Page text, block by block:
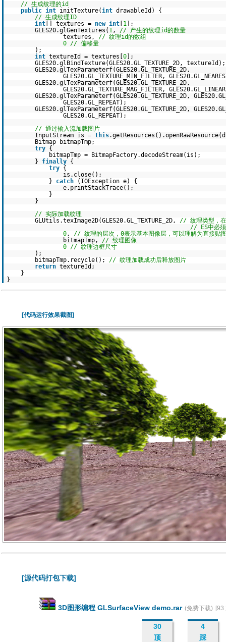
// 生成纹理的id
public int initTexture(int drawableId) {
// 生成纹理ID
int [] textures = new int 1 ];
GLES20.glGenTextures( 1, // 产生的纹理id的数量
textures, // 纹理id的数组
0 // 偏移量
);
int textureId = textures[ 0 ];
GLES20.glBindTexture(GLES20.GL_TEXTURE_2D, textureId);
GLES20.glTexParameterf(GLES20.GL_TEXTURE_2D,
GLES20.GL_TEXTURE_MIN_FILTER,
GLES20.glTexParameterf(GLES20.GL_TEXTURE_2D,
GLES20.GL_TEXTURE_MAG_FILTER,
GLES20.glTexParameterf(GLES20.GL_TEXTURE_2D,
GLES20.GL_REPEAT);
GLES20.glTexParameterf(GLES20.GL_TEXTURE_2D,
GLES20.GL_REPEAT);
// 通过输入流加载图片
InputStream is = this
Bitmap bitmapTmp;
try {
bitmapTmp = BitmapFactory.decodeStream(is);
} finally {
try {
is.close();
} catch
(IOException e) {
e.printStackTrace();
}
}
// 实际加载纹理
GLUtils.texImage2D(GLES20.GL_TEXTURE_2D, // 纹理类型，在
// ES中必须
0, // 纹理的层次，0表示基本图像层，可以理解为直接贴
bitmapTmp, // 纹理图像
0 // 纹理边框尺寸
);
bitmapTmp.recycle(); // 纹理加载成功后释放图片
return textureId;
}
}
[代码运行效果截图]
[源代码打包下载]
3D图形编程 GLSurfaceView demo.rar (免费下载) [93
30
顶
4
踩